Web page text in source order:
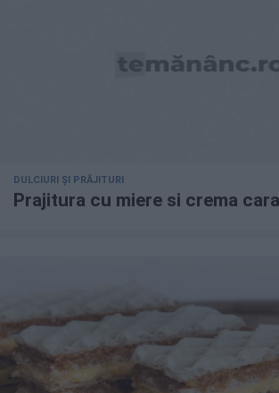
DULCIURI ȘI PRĂJITURI
Prajitura cu miere si crema